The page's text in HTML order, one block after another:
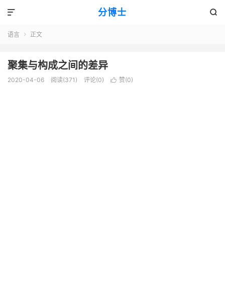
分博士 

语言  正文
聚集与构成之间的差异
2020-04-06 阅读(371) 评论(0)  赞(0)